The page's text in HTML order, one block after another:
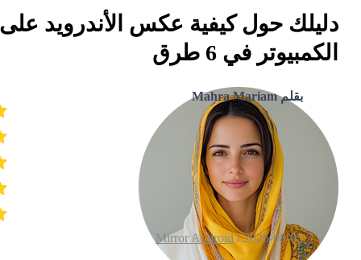
دليلك حول كيفية عكس الأندرويد على
الكمبيوتر في 6 طرق
بقلم Mahra Mariam
2026-08-05 /
Mirror Android